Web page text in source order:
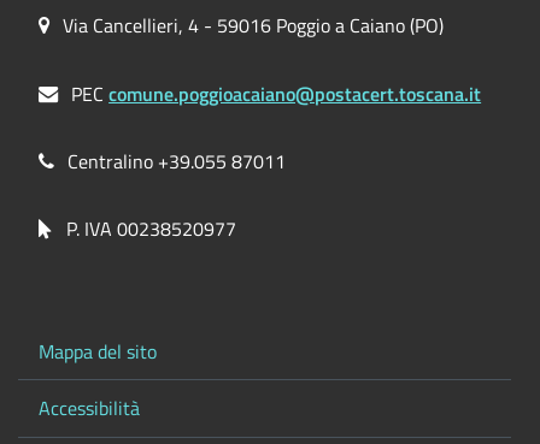
Via Cancellieri, 4 - 59016 Poggio a Caiano (PO)
PECcomune.poggioacaiano@postacert.toscana.it
Centralino +39.055 87011
P. IVA 00238520977
Mappa del sito
Accessibilità